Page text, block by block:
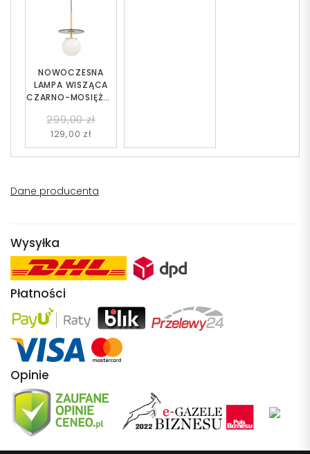
NOWOCZESNA
LAMPA WISZĄCA
CZARNO-MOSIĘŻNA
299,00 zł
129,00 zł
Dane producenta
Wysyłka
Płatności
Opinie